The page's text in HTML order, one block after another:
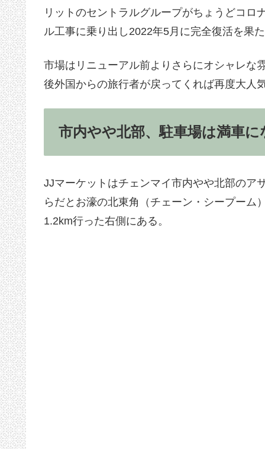
リットのセントラルグループがちょうどコ
ル工事に乗り出し2022年5月に完全復活を果
市場はリニューアル前よりさらにオシャレな
後外国からの旅行者が戻ってくれば再度大人
市内やや北部、駐車場は満車
JJマーケットはチェンマイ市内やや北部のア
らだとお濠の北東角（チェーン・シープーム
1.2km行った右側にある。